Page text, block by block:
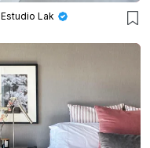
Estudio Lak